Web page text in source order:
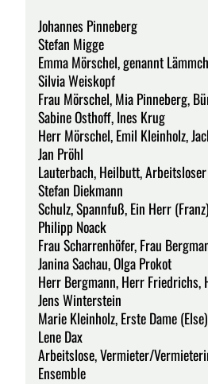
Johannes Pinneberg
Stefan Migge
Emma Mörschel, genannt
Silvia Weiskopf
Frau Mörschel, Mia Pinneberg,
Sabine Osthoff, Ines Krug
Herr Mörschel, Emil Kleinholz,
Jan Pröhl
Lauterbach, Heilbutt,
Stefan Diekmann
Schulz, Spannfuß, Ein Herr
Philipp Noack
Frau Scharrenhöfer, Frau
Janina Sachau, Olga Prokot
Herr Bergmann, Herr
Jens Winterstein
Marie Kleinholz, Erste Dame
Lene Dax
Arbeitslose, Vermieter/
Ensemble